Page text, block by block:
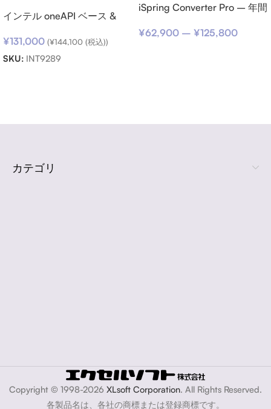
インテル oneAPI ベース &
ノード) SSR (期限内更新用)
¥131,000 (¥144,100 (税込))
SKU: INT9289
iSpring Converter Pro – 年間
¥62,900 – ¥125,800
カテゴリ
Copyright © 1998-2026 XLsoft Corporation. All Rights Reserved.
各製品名は、各社の商標または登録商標です。